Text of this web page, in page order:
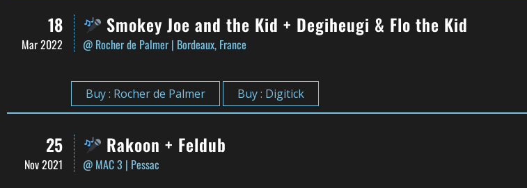
18
Mar 2022
Smokey Joe and the Kid + Degiheugi & Flo the Kid
@ Rocher de Palmer | Bordeaux, France
Buy : Rocher de Palmer Buy : Digitick
25
Nov 2021
Rakoon + Feldub
@ MAC 3 | Pessac